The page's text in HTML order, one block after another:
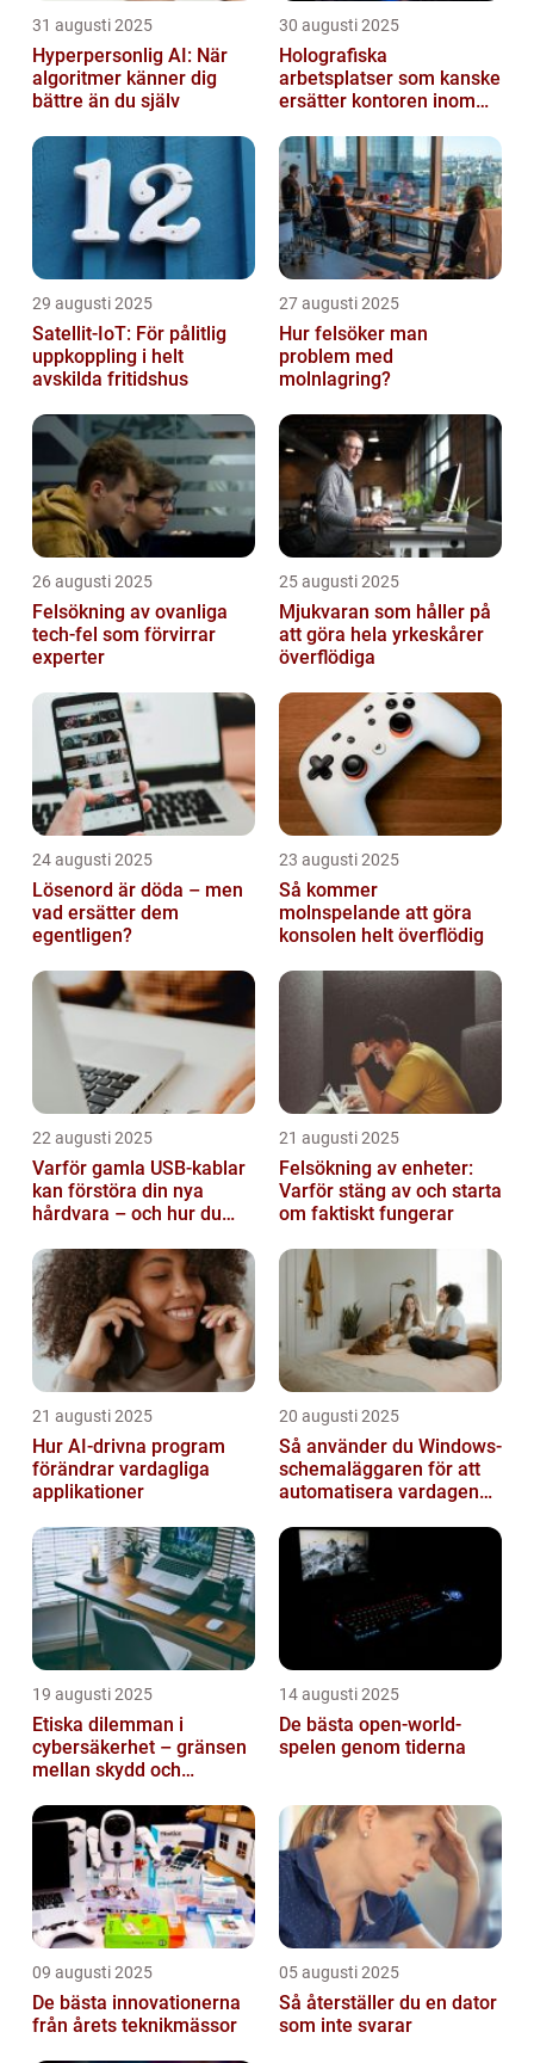
31 augusti 2025
Hyperpersonlig AI: När
algoritmer känner dig
bättre än du själv
30 augusti 2025
Holografiska
arbetsplatser som kanske
ersätter kontoren inom
29 augusti 2025
Satellit‑IoT: För pålitlig
uppkoppling i helt
avskilda fritidshus
27 augusti 2025
Hur felsöker man
problem med
molnlagring?
26 augusti 2025
Felsökning av ovanliga
tech‑fel som förvirrar
experter
25 augusti 2025
Mjukvaran som håller på
att göra hela yrkeskårer
överflödiga
24 augusti 2025
Lösenord är döda – men
vad ersätter dem
egentligen?
23 augusti 2025
Så kommer
molnspelande att göra
konsolen helt överflödig
22 augusti 2025
Varför gamla USB-kablar
kan förstöra din nya
hårdvara – och hur du
21 augusti 2025
Felsökning av enheter:
Varför stäng av och starta
om faktiskt fungerar
21 augusti 2025
Hur AI-drivna program
förändrar vardagliga
applikationer
20 augusti 2025
Så använder du Windows-
schemaläggaren för att
automatisera vardagen
19 augusti 2025
Etiska dilemman i
cybersäkerhet – gränsen
mellan skydd och
14 augusti 2025
De bästa open-world-
spelen genom tiderna
09 augusti 2025
De bästa innovationerna
från årets teknikmässor
05 augusti 2025
Så återställer du en dator
som inte svarar